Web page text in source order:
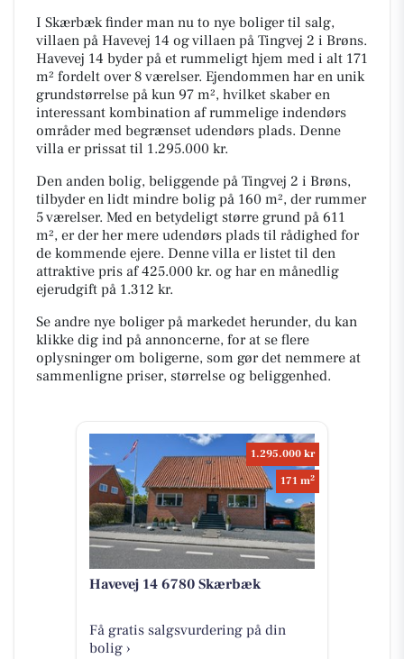
I Skærbæk finder man nu to nye boliger til salg,
villaen på Havevej 14 og villaen på Tingvej 2 i Brøns.
Havevej 14 byder på et rummeligt hjem med i alt 171
m² fordelt over 8 værelser. Ejendommen har en unik
grundstørrelse på kun 97 m², hvilket skaber en
interessant kombination af rummelige indendørs
områder med begrænset udendørs plads. Denne
villa er prissat til 1.295.000 kr.
Den anden bolig, beliggende på Tingvej 2 i Brøns,
tilbyder en lidt mindre bolig på 160 m², der rummer
5 værelser. Med en betydeligt større grund på 611
m², er der her mere udendørs plads til rådighed for
de kommende ejere. Denne villa er listet til den
attraktive pris af 425.000 kr. og har en månedlig
ejerudgift på 1.312 kr.
Se andre nye boliger på markedet herunder, du kan
klikke dig ind på annoncerne, for at se flere
oplysninger om boligerne, som gør det nemmere at
sammenligne priser, størrelse og beliggenhed.
1.295.000 kr
171 m2
Havevej 14 6780 Skærbæk
Få gratis salgsvurdering på din
bolig ›